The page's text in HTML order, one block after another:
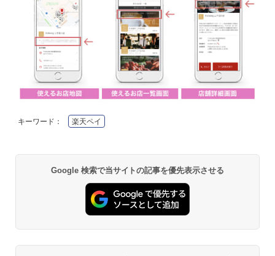
キーワード： 楽天ペイ
Google 検索で当サイトの記事を優先表示させる